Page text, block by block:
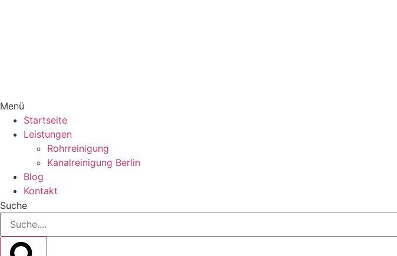
Menü
Startseite
Leistungen
Rohrreinigung
Kanalreinigung Berlin
Blog
Kontakt
Suche